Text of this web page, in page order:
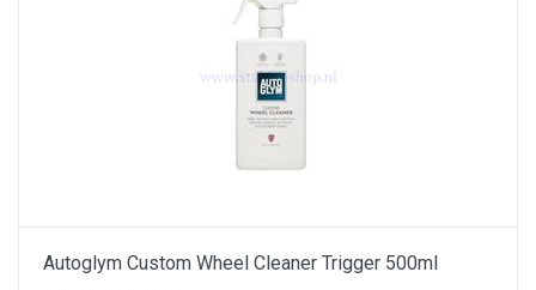
Autoglym Custom Wheel Cleaner Trigger 500ml